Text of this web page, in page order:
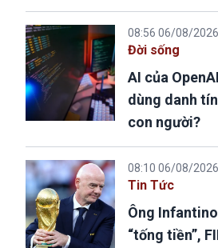
08:56 06/08/2026
Đời sống
AI của
dùng danh
con người?
08:10 06/08/2026
Tin Tức
Ông
“tống tiền”,